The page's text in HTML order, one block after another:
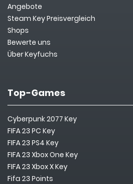
Angebote
Steam Key Preisvergleich
Shops
Bewerte uns
Über Keyfuchs
Top-Games
Cyberpunk 2077 Key
FIFA 23 PC Key
FIFA 23 PS4 Key
FIFA 23 Xbox One Key
FIFA 23 Xbox X Key
Fifa 23 Points